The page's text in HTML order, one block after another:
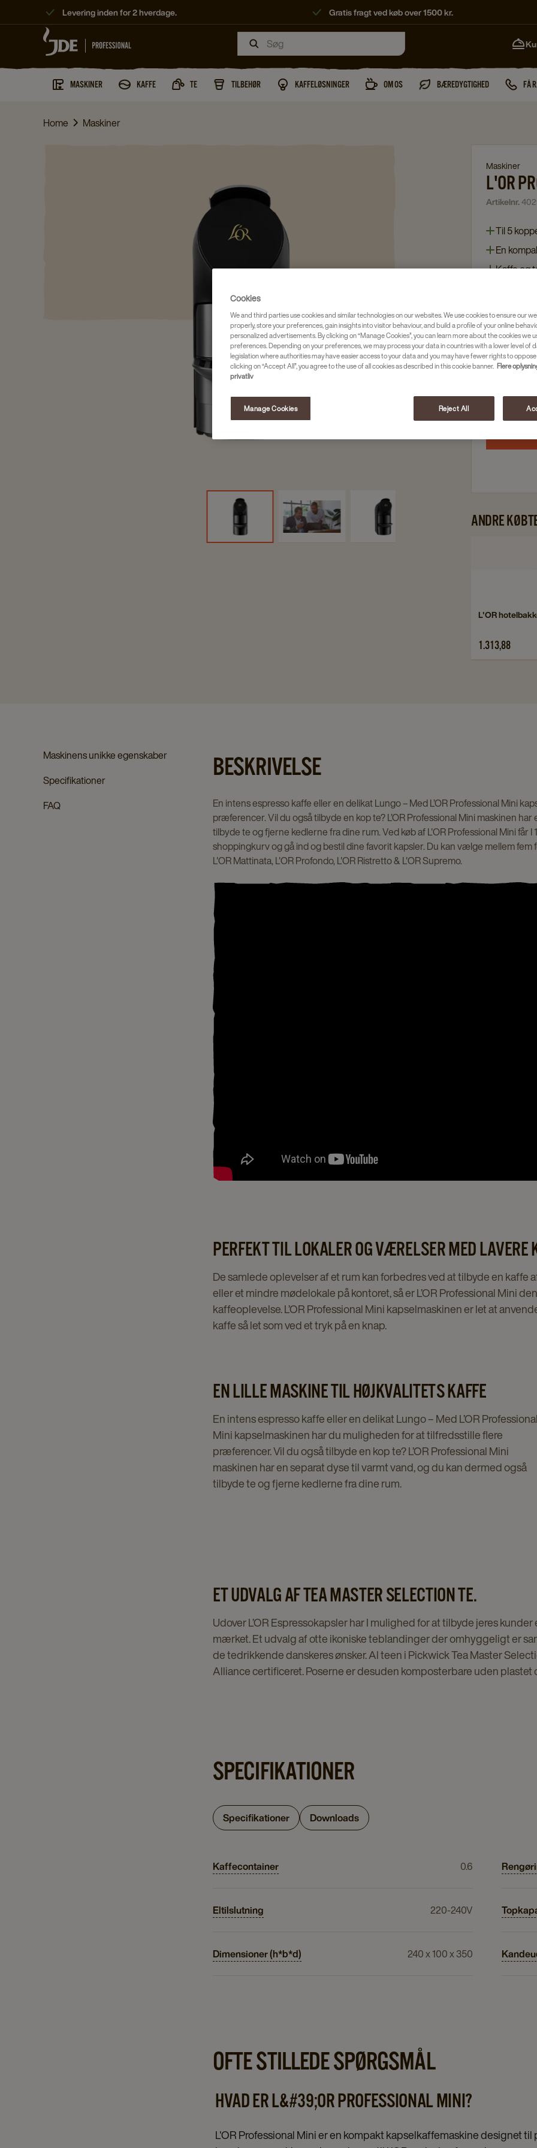
Levering inden for 2 hverdage. Gratis fragt ved køb over 1500 kr.
MASKINER KAFFE TE TILBEHØR KAFFELØSNINGER OM OS BÆREDYGTIGHED FÅ
Home Maskiner
Maskiner
L'OR
Artikelnr.
Til 5
En
Kaffe og
Bakke
N/A
Få på
ANDRE
Navigate
L'OR
hotelbakke
L'OR
1.313,88
Maskinens unikke egenskaber
Specifikationer
FAQ
BESKRIVELSE
En intens espresso kaffe eller en delikat Lungo – Med L’OR Professional Mini
præferencer. Vil du også tilbyde en kop te? L’OR Professional Mini maskinen
tilbyde te og fjerne kedlerne fra dine rum. Ved køb af L'OR Professional Mini får I
shoppingkurv og gå ind og bestil dine favorit kapsler. Du kan vælge mellem fem
L'OR Mattinata, L'OR Profondo, L'OR Ristretto & L'OR Supremo.
PERFEKT TIL LOKALER OG VÆRELSER MED LAVERE
De samlede oplevelser af et rum kan forbedres ved at tilbyde en kaffe
eller et mindre mødelokale på kontoret, så er L’OR Professional Mini
kaffeoplevelse. L’OR Professional Mini kapselmaskinen er let at
kaffe så let som ved et tryk på en knap.
EN LILLE MASKINE TIL HØJKVALITETS KAFFE
En intens espresso kaffe eller en delikat Lungo – Med L’OR
Mini kapselmaskinen har du muligheden for at tilfredsstille flere
præferencer. Vil du også tilbyde en kop te? L’OR Professional Mini
maskinen har en separat dyse til varmt vand, og du kan dermed også
tilbyde te og fjerne kedlerne fra dine rum.
ET UDVALG AF TEA MASTER SELECTION TE.
Udover L’OR Espressokapsler har I mulighed for at tilbyde jeres
mærket. Et udvalg af otte ikoniske teblandinger der omhyggeligt er
de tedrikkende danskeres ønsker. Al teen i Pickwick Tea Master
Alliance certificeret. Poserne er desuden komposterbare uden
SPECIFIKATIONER
Specifikationer Downloads
Kaffecontainer 0.6
Eltilslutning 220-240V
Dimensioner (h*b*d) 240 x 100 x 350
OFTE STILLEDE SPØRGSMÅL
HVAD ER L&#39;OR PROFESSIONAL MINI?
L'OR Professional Mini er en kompakt kapselkaffemaskine designet
Cookies
We and third parties use cookies and similar technologies on our websites. We use cookies to ensure our
properly, store your preferences, gain insights into visitor behaviour, and build a profile of your online
personalized advertisements. By clicking on “Manage Cookies”, you can learn more about the cookies we
preferences. Depending on your preferences, we may process your data in countries with a lower level of
legislation where authorities may have easier access to your data and you may have fewer rights to
clicking on “Accept All”, you agree to the use of all cookies as described in this cookie banner. Flere
privatliv
Manage Cookies Reject All